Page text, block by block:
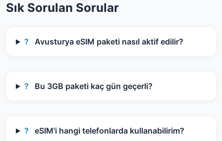
Sık Sorulan Sorular
? Avusturya eSIM paketi nasıl aktif edilir?
? Bu 3GB paketi kaç gün geçerli?
? eSIM'i hangi telefonlarda kullanabilirim?